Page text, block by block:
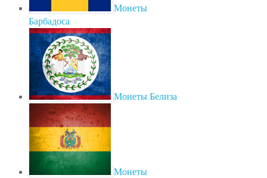
Монеты
Барбадоса
Монеты Белиза
Монеты